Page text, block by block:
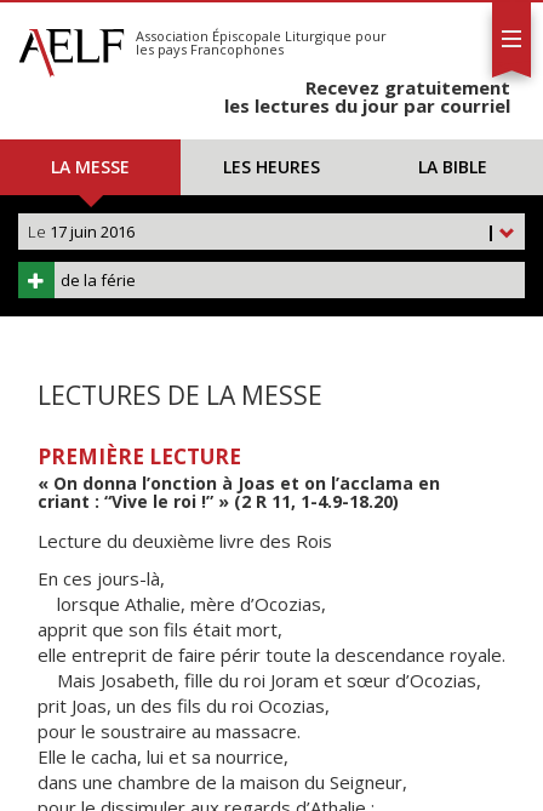
S'abonner
Calendrier
Association Épiscopale Liturgique pour
les pays Francophones
Recevez gratuitement
les lectures du jour par courriel
LA MESSE LES HEURES LA BIBLE
|
Le 17 juin 2016
de la férie
LECTURES DE LA MESSE
PREMIÈRE LECTURE
« On donna l’onction à Joas et on l’acclama en
criant : “Vive le roi !” » (2 R 11, 1-4.9-18.20)
Lecture du deuxième livre des Rois
En ces jours-là,
lorsque Athalie, mère d’Ocozias,
apprit que son fils était mort,
elle entreprit de faire périr toute la descendance royale.
Mais Josabeth, fille du roi Joram et sœur d’Ocozias,
prit Joas, un des fils du roi Ocozias,
pour le soustraire au massacre.
Elle le cacha, lui et sa nourrice,
dans une chambre de la maison du Seigneur,